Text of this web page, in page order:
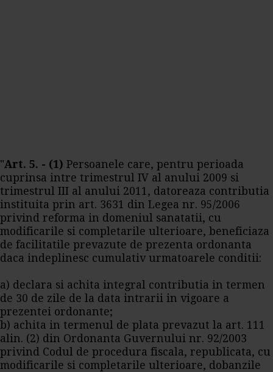
"Art. 5. - (1) Persoanele care, pentru perioada
cuprinsa intre trimestrul IV al anului 2009 si
trimestrul III al anului 2011, datoreaza contributia
instituita prin art. 3631 din Legea nr. 95/2006
privind reforma in domeniul sanatatii, cu
modificarile si completarile ulterioare, beneficiaza
de facilitatile prevazute de prezenta ordonanta
daca indeplinesc cumulativ urmatoarele conditii:
a) declara si achita integral contributia in termen
de 30 de zile de la data intrarii in vigoare a
prezentei ordonante;
b) achita in termenul de plata prevazut la art. 111
alin. (2) din Ordonanta Guvernului nr. 92/2003
privind Codul de procedura fiscala, republicata, cu
modificarile si completarile ulterioare, dobanzile